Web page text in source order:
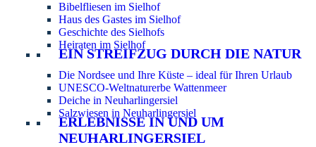
Bibelfliesen im Sielhof
Haus des Gastes im Sielhof
Geschichte des Sielhofs
Heiraten im Sielhof
EIN STREIFZUG DURCH DIE NATUR
Die Nordsee und Ihre Küste – ideal für Ihren Urlaub
UNESCO-Weltnaturerbe Wattenmeer
Deiche in Neuharlingersiel
Salzwiesen in Neuharlingersiel
ERLEBNISSE IN UND UM
NEUHARLINGERSIEL